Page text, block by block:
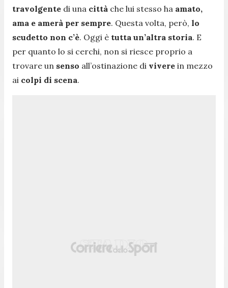
travolgente di una città che lui stesso ha amato,
ama e amerà per sempre. Questa volta, però, lo
scudetto non c’è. Oggi è tutta un’altra storia. E
per quanto lo si cerchi, non si riesce proprio a
trovare un senso all’ostinazione di vivere in mezzo
ai colpi di scena.